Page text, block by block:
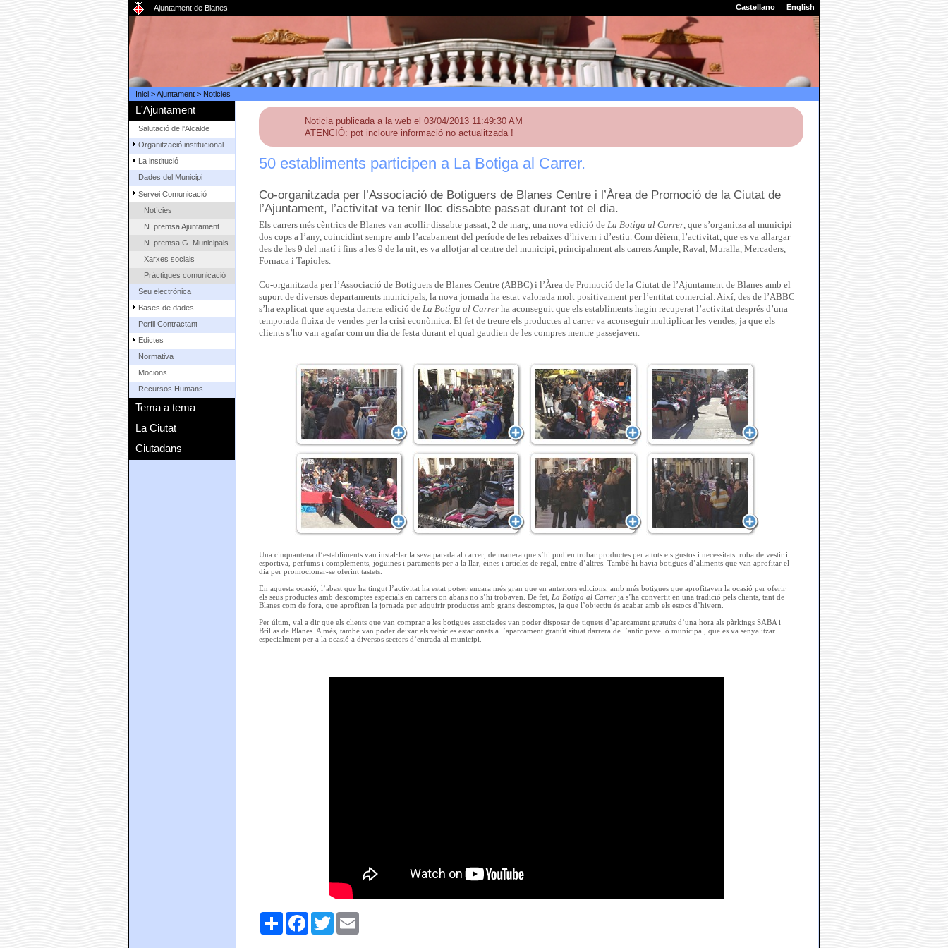
Ajuntament de Blanes Castellano English
Inici>Ajuntament> Noticies
L'Ajuntament
Salutació de l'Alcalde
Organització institucional
La institució
Dades del Municipi
Servei Comunicació
Notícies
N. premsa Ajuntament
N. premsa G. Municipals
Xarxes socials
Pràctiques comunicació
Seu electrònica
Bases de dades
Perfil Contractant
Edictes
Normativa
Mocions
Recursos Humans
Tema a tema
La Ciutat
Ciutadans
Noticia publicada a la web el 03/04/2013 11:49:30 AM
ATENCIÓ: pot incloure informació no actualitzada !
50 establiments participen a La Botiga al Carrer.
Co-organitzada per l’Associació de Botiguers de Blanes Centre i l’Àrea de Promoció de la Ciutat de
l’Ajuntament, l’activitat va tenir lloc dissabte passat durant tot el dia.
Els carrers més cèntrics de Blanes van acollir dissabte passat, 2 de març, una nova edició de La Botiga al Carrer, que s’organitza al municipi
dos cops a l’any, coincidint sempre amb l’acabament del període de les rebaixes d’hivern i d’estiu. Com dèiem, l’activitat, que es va allargar
des de les 9 del matí i fins a les 9 de la nit, es va allotjar al centre del municipi, principalment als carrers Ample, Raval, Muralla, Mercaders,
Fornaca i Tapioles.
Co-organitzada per l’Associació de Botiguers de Blanes Centre (ABBC) i l’Àrea de Promoció de la Ciutat de l’Ajuntament de Blanes amb el
suport de diversos departaments municipals, la nova jornada ha estat valorada molt positivament per l’entitat comercial. Així, des de l’ABBC
s’ha explicat que aquesta darrera edició de La Botiga al Carrer ha aconseguit que els establiments hagin recuperat l’activitat després d’una
temporada fluixa de vendes per la crisi econòmica. El fet de treure els productes al carrer va aconseguir multiplicar les vendes, ja que els
clients s’ho van agafar com un dia de festa durant el qual gaudien de les compres mentre passejaven.
Una cinquantena d’establiments van instal·lar la seva parada al carrer, de manera que s’hi podien trobar productes per a tots els gustos i necessitats: roba de vestir i
esportiva, perfums i complements, joguines i paraments per a la llar, eines i articles de regal, entre d’altres. També hi havia botigues d’aliments que van aprofitar el
dia per promocionar-se oferint tastets.
En aquesta ocasió, l’abast que ha tingut l’activitat ha estat potser encara més gran que en anteriors edicions, amb més botigues que aprofitaven la ocasió per oferir
els seus productes amb descomptes especials en carrers on abans no s’hi trobaven. De fet, La Botiga al Carrerja s’ha convertit en una tradició pels clients, tant de
Blanes com de fora, que aprofiten la jornada per adquirir productes amb grans descomptes, ja que l’objectiu és acabar amb els estocs d’hivern.
Per últim, val a dir que els clients que van comprar a les botigues associades van poder disposar de tiquets d’aparcament gratuïts d’una hora als pàrkings SABA i
Brillas de Blanes. A més, també van poder deixar els vehicles estacionats a l’aparcament gratuït situat darrera de l’antic pavelló municipal, que es va senyalitzar
especialment per a la ocasió a diversos sectors d’entrada al municipi.
ComparteixFacebookTwitter